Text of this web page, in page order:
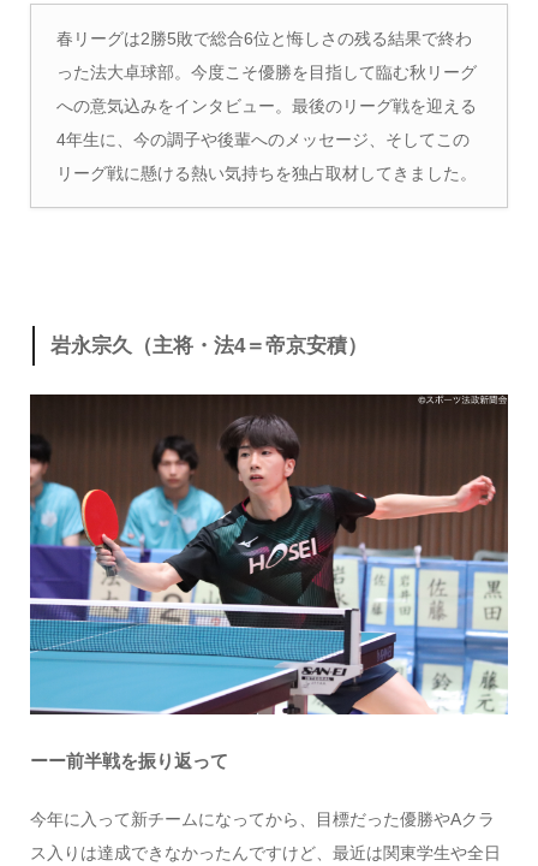
春リーグは2勝5敗で総合6位と悔しさの残る結果で終わ
った法大卓球部。今度こそ優勝を目指して臨む秋リーグ
への意気込みをインタビュー。最後のリーグ戦を迎える
4年生に、今の調子や後輩へのメッセージ、そしてこの
リーグ戦に懸ける熱い気持ちを独占取材してきました。
岩永宗久（主将・法4＝帝京安積）
ーー前半戦を振り返って
今年に入って新チームになってから、目標だった優勝やAクラ
ス入りは達成できなかったんですけど、最近は関東学生や全日